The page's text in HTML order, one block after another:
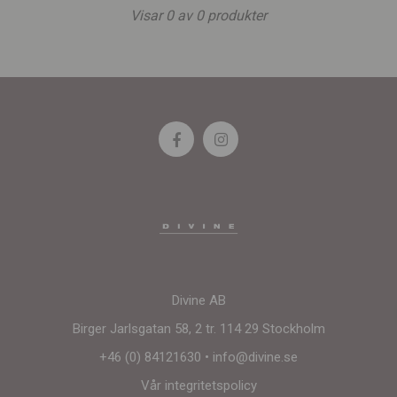
Visar 0av 0produkter
Divine AB
Birger Jarlsgatan 58, 2 tr. 114 29 Stockholm
+46 (0) 84121630 • info@divine.se
Vår integritetspolicy